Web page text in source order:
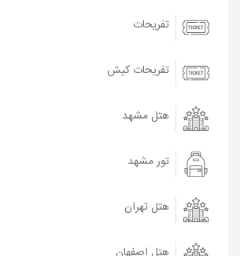
تفریحات
تفریحات کیش
هتل مشهد
تور مشهد
هتل تهران